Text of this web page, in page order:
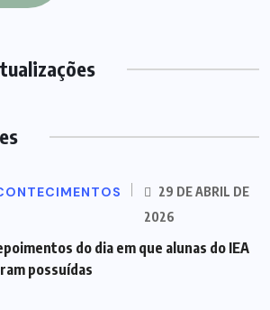
29 DE ABRIL DE
2026
do dia em que alunas do IEA
possuídas